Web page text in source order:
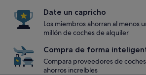
Date un capricho
Los miembros ahorran al menos
millón de coches de alquiler
Compra de forma
Compara proveedores de
ahorros increíbles